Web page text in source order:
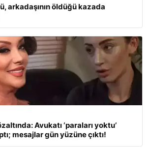
arkadaşının öldüğü kazada
Avukatı ‘paraları yoktu’
mesajlar gün yüzüne çıktı!